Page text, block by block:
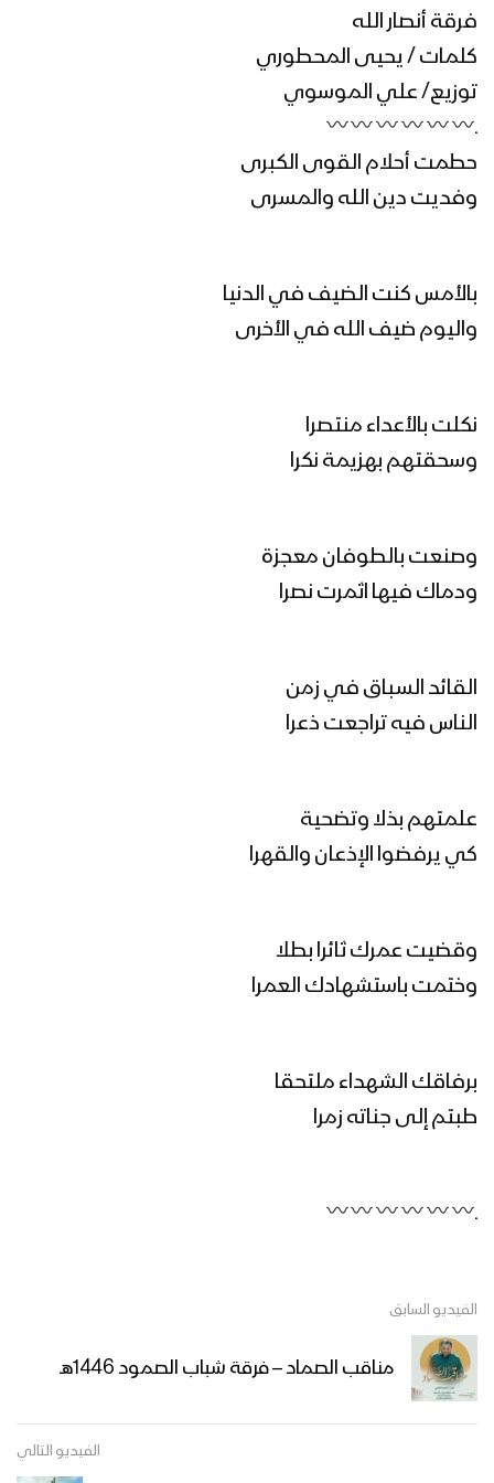
فلاش أهل غزة – فرقة أنصار الله 1447هـ
كليب عذراً رسول الله | فرقة أنصار الله
1447هـ
رجال الإسناد | فرقة أنصار الله 1446هـ
حجارة داؤود | فرقة أنصار الله 1447هـ
غزة تنادي | فرقة أنصار الله 1447هـ
نشيد لا تقلق | فرقة أنصار الله 1446هـ
فرقة أنصار الله
كلمات / يحيى المحطوري
توزيع/ علي الموسوي
ـ
حطمت أحلام القوى الكبرى
وفديت دين الله والمسرى
بالأمس كنت الضيف في الدنيا
واليوم ضيف الله في الأخرى
نكلت بالأعداء منتصرا
وسحقتهم بهزيمة نكرا
وصنعت بالطوفان معجزة
ودماك فيها اثمرت نصرا
القائد السباق في زمن
الناس فيه تراجعت ذعرا
علمتهم بذلا وتضحية
كي يرفضوا الإذعان والقهرا
وقضيت عمرك ثائرا بطلا
وختمت باستشهادك العمرا
برفاقك الشهداء ملتحقا
طبتم إلى جناته زمرا
ـ
الفيديو السابق
مناقب الصماد – فرقة شباب الصمود 1446هـ
الفيديو التالي